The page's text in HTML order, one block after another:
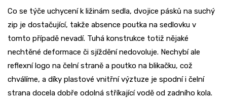
Co se týče uchycení k ližinám sedla, dvojice pásků na suchý
zip je dostačující, takže absence poutka na sedlovku v
tomto případě nevadí. Tuhá konstrukce totiž nějaké
nechtěné deformace či sjíždění nedovoluje. Nechybí ale
reflexní logo na čelní straně a poutko na blikačku, což
chválíme, a díky plastové vnitřní výztuze je spodní i čelní
strana docela dobře odolná stříkající vodě od zadního kola.